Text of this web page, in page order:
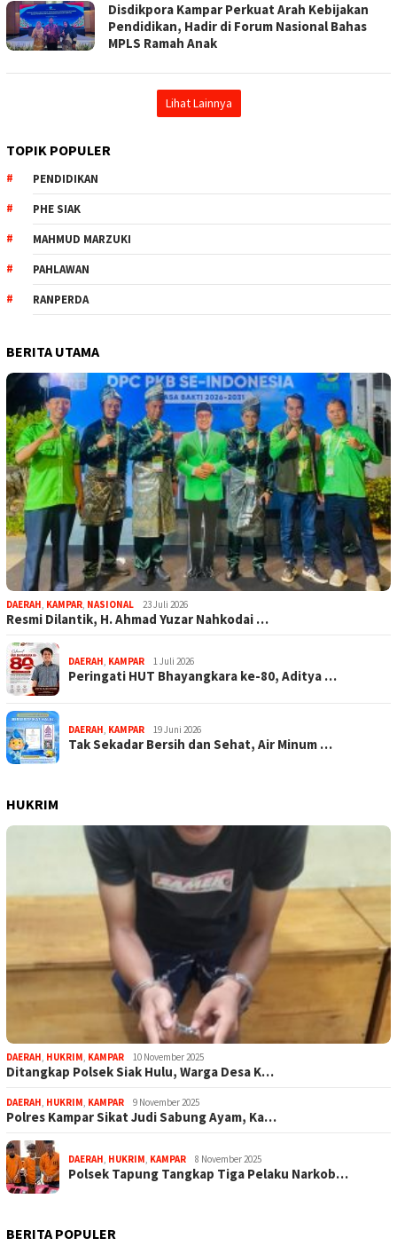
Disdikpora Kampar Perkuat Arah Kebijakan
Pendidikan, Hadir di Forum Nasional Bahas
MPLS Ramah Anak
Lihat Lainnya
TOPIK POPULER
PENDIDIKAN
PHE SIAK
MAHMUD MARZUKI
PAHLAWAN
RANPERDA
BERITA UTAMA
DAERAH, KAMPAR, NASIONAL 23 Juli 2026
Resmi Dilantik, H. Ahmad Yuzar Nahkodai …
DAERAH, KAMPAR 1 Juli 2026
Peringati HUT Bhayangkara ke-80, Aditya …
DAERAH, KAMPAR 19 Juni 2026
Tak Sekadar Bersih dan Sehat, Air Minum …
HUKRIM
DAERAH, HUKRIM, KAMPAR 10 November 2025
Ditangkap Polsek Siak Hulu, Warga Desa K…
DAERAH, HUKRIM, KAMPAR 9 November 2025
Polres Kampar Sikat Judi Sabung Ayam, Ka…
DAERAH, HUKRIM, KAMPAR 8 November 2025
Polsek Tapung Tangkap Tiga Pelaku Narkob…
BERITA POPULER